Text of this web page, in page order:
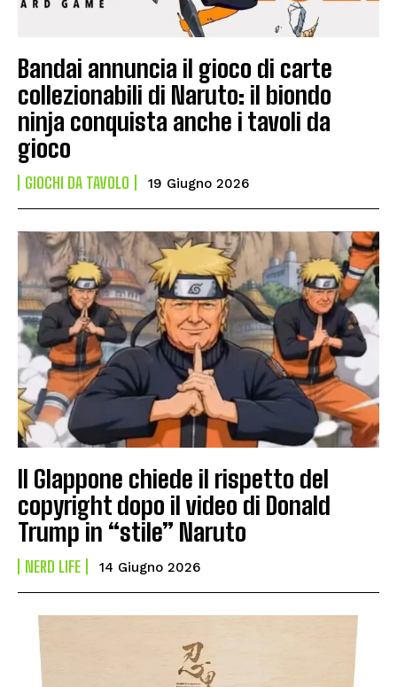
Bandai annuncia il gioco di carte
collezionabili di Naruto: il biondo
ninja conquista anche i tavoli da
gioco
GIOCHI DA TAVOLO 19 Giugno 2026
Il GIappone chiede il rispetto del
copyright dopo il video di Donald
Trump in “stile” Naruto
NERD LIFE 14 Giugno 2026